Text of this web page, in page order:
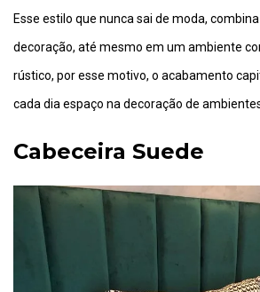
Esse estilo que nunca sai de moda,
decoração, até mesmo em um ambiente
rústico, por esse motivo, o acabamento
cada dia espaço na decoração de
Cabeceira Suede